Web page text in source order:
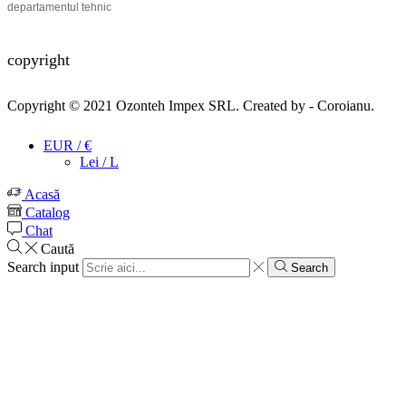
departamentul tehnic
copyright
Copyright © 2021 Ozonteh Impex SRL. Created by - Coroianu.
EUR / €
Lei / L
Acasă
Catalog
Chat
Caută
Search input
Search